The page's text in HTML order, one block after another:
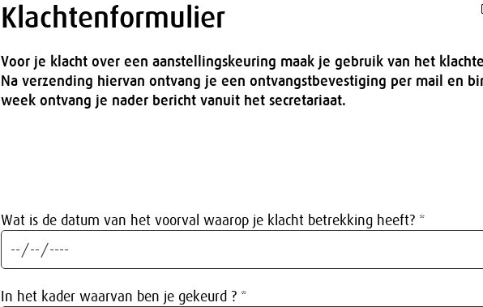
Klachtenformulier
Voor je klacht over een aanstellingskeuring maak je gebruik van het
Na verzending hiervan ontvang je een ontvangstbevestiging per mail en
week ontvang je nader bericht vanuit het secretariaat.
Wat is de datum van het voorval waarop je klacht betrekking heeft? *
In het kader waarvan ben je gekeurd ? *